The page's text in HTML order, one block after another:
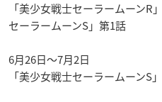
「美少女戦士セーラームーン
セーラームーンS」第1話
6月26日〜7月2日
「美少女戦士セーラームーンS